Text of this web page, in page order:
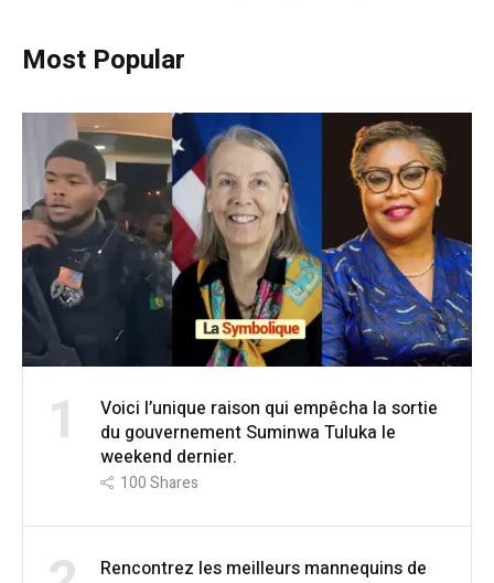
Most Popular
1
Voici l’unique raison qui empêcha la sortie
du gouvernement Suminwa Tuluka le
weekend dernier.
100Shares
Rencontrez les meilleurs mannequins de